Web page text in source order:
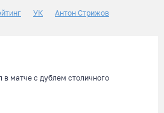
УК
Антон Стрижов
матче с дублем столичного